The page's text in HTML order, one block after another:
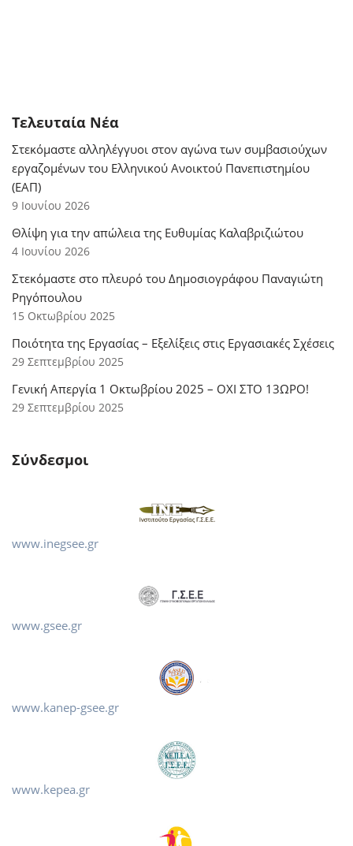
Τελευταία Νέα
Στεκόμαστε αλληλέγγυοι στον αγώνα των συμβασιούχων
εργαζομένων του Ελληνικού Ανοικτού Πανεπιστημίου
(ΕΑΠ)
9 Ιουνίου 2026
Θλίψη για την απώλεια της Ευθυμίας Καλαβριζιώτου
4 Ιουνίου 2026
Στεκόμαστε στο πλευρό του Δημοσιογράφου Παναγιώτη
Ρηγόπουλου
15 Οκτωβρίου 2025
Ποιότητα της Εργασίας – Εξελίξεις στις Εργασιακές Σχέσεις
29 Σεπτεμβρίου 2025
Γενική Απεργία 1 Οκτωβρίου 2025 – ΟΧΙ ΣΤΟ 13ΩΡΟ!
29 Σεπτεμβρίου 2025
Σύνδεσμοι
www.inegsee.gr
www.gsee.gr
www.kanep-gsee.gr
www.kepea.gr